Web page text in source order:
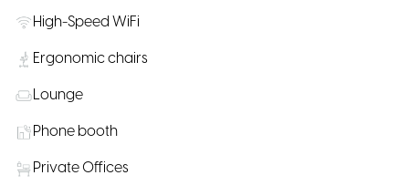
High-Speed WiFi
Ergonomic chairs
Lounge
Phone booth
Private Offices